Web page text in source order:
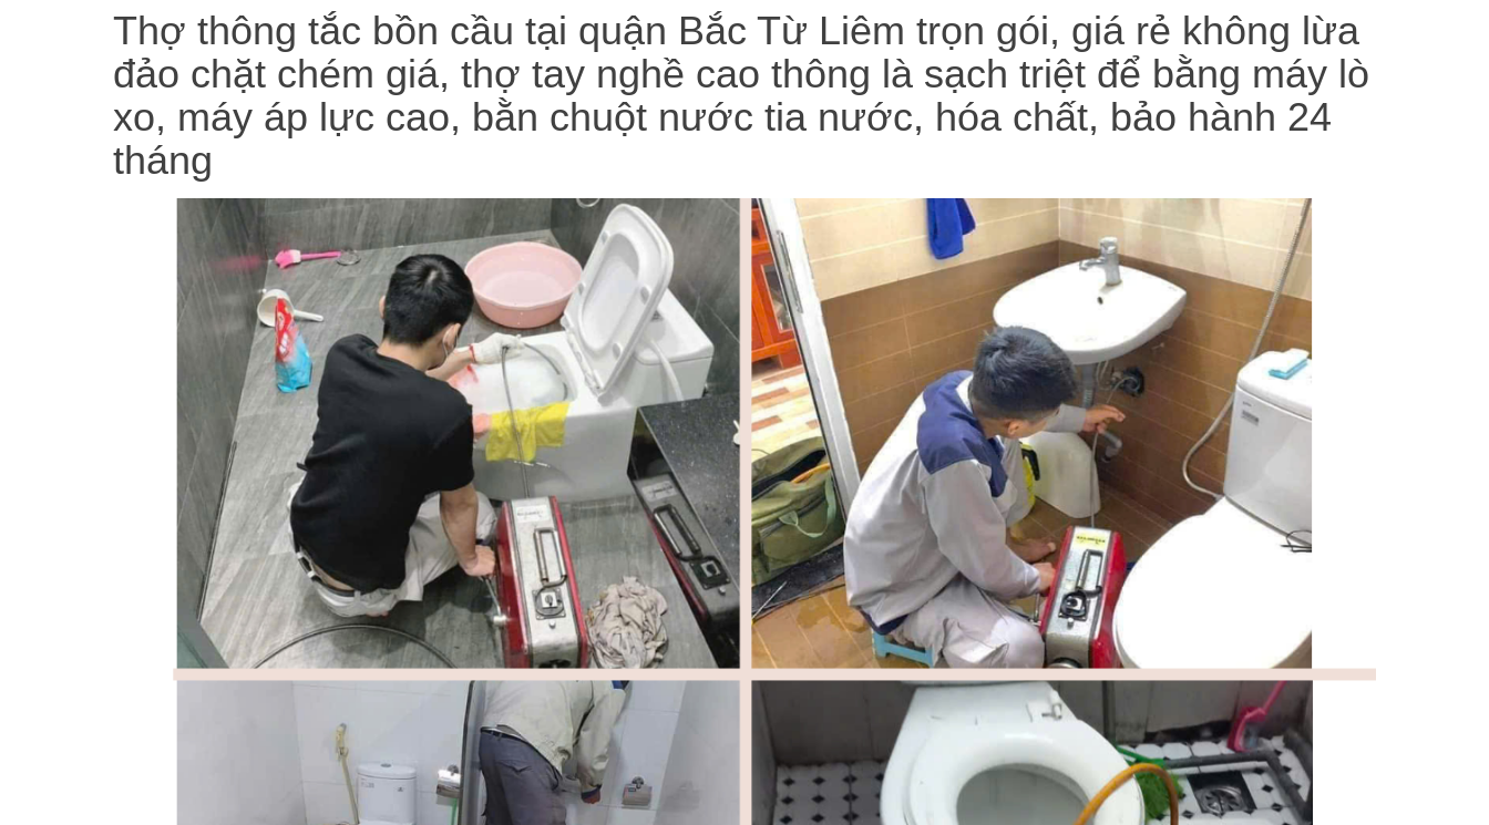
Thợ thông tắc bồn cầu tại quận Bắc Từ Liêm trọn gói, giá rẻ không lừa
đảo chặt chém giá, thợ tay nghề cao thông là sạch triệt để bằng máy lò
xo, máy áp lực cao, bằn chuột nước tia nước, hóa chất, bảo hành 24
tháng